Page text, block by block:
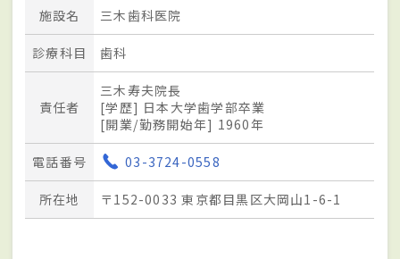
施設名 三木歯科医院
診療科目 歯科
責任者
三木寿夫院長
[学歴] 日本大学歯学部卒業
[開業/勤務開始年] 1960年
電話番号 03-3724-0558
所在地 〒152-0033 東京都目黒区大岡山1-6-1